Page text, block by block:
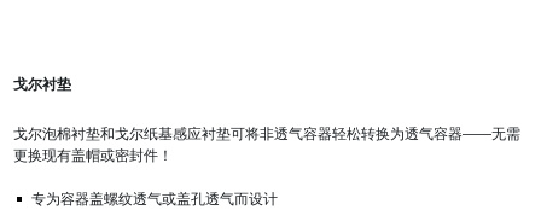
戈尔衬垫
戈尔泡棉衬垫和戈尔纸基感应衬垫可将非透气容器轻松转换为透气容器——无需
更换现有盖帽或密封件！
专为容器盖螺纹透气或盖孔透气而设计